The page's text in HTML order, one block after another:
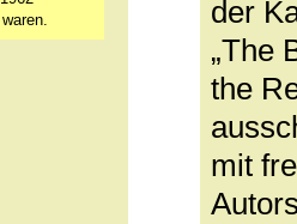
der
„The
the
mit